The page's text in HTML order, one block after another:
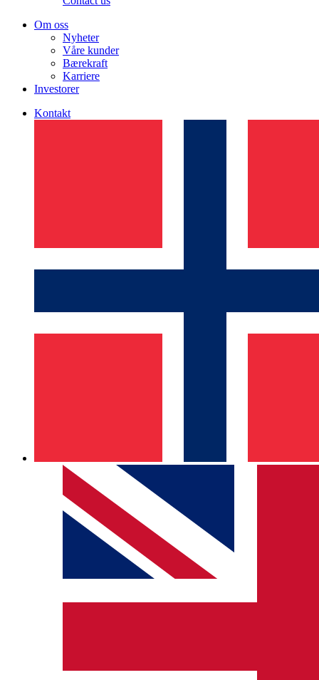
Om oss
Nyheter
Våre kunder
Bærekraft
Karriere
Investorer
Kontakt